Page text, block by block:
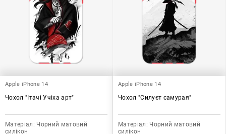
Apple iPhone 14
Чохол "Ітачі Учіха арт"
Матеріал: Чорний матовий
силікон
Apple iPhone 14
Чохол "Силуєт самурая"
Матеріал: Чорний матовий
силікон